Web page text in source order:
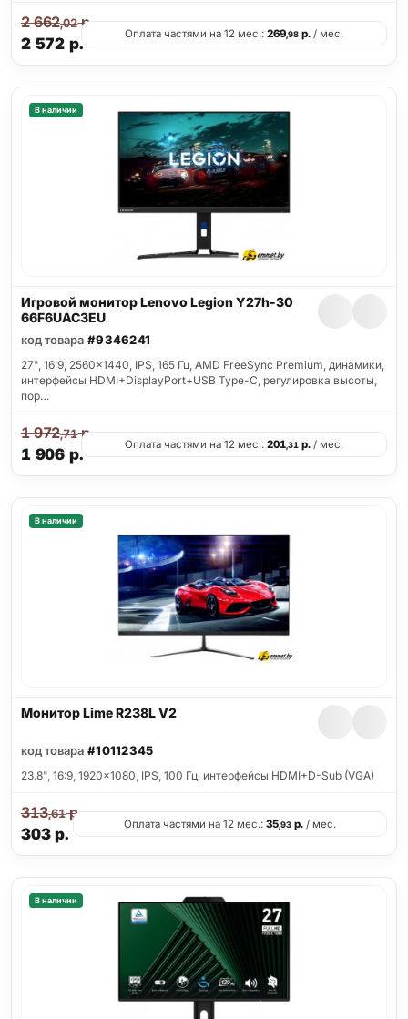
2 572 р.
2 662,02р.
Оплата частями на 12 мес.: 269,98 р. / мес.
В наличии
Игровой монитор Lenovo Legion Y27h-30
66F6UAC3EU
код товара #9346241
27", 16:9, 2560x1440, IPS, 165 Гц, AMD FreeSync Premium, динамики,
интерфейсы HDMI+DisplayPort+USB Type-C, регулировка высоты,
пор…
1 906 р.
1 972,71р.
Оплата частями на 12 мес.: 201,31 р. / мес.
В наличии
Монитор Lime R238L V2
код товара #10112345
23.8", 16:9, 1920x1080, IPS, 100 Гц, интерфейсы HDMI+D-Sub (VGA)
303р.
313,61р.
Оплата частями на 12 мес.: 35,93р./ мес.
В наличии